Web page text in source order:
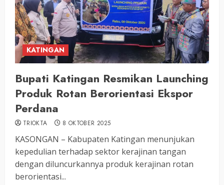
KATINGAN
Bupati Katingan Resmikan Launching
Produk Rotan Berorientasi Ekspor
Perdana
TRIOKTA 8 OKTOBER 2025
KASONGAN – Kabupaten Katingan menunjukan
kepedulian terhadap sektor kerajinan tangan
dengan diluncurkannya produk kerajinan rotan
berorientasi...